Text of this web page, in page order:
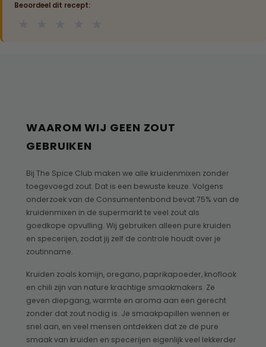
Beoordeel dit recept:
WAAROM WIJ GEEN ZOUT
GEBRUIKEN
Bij The Spice Club maken we alle kruidenmixen zonder
toegevoegd zout. Dat is een bewuste keuze. Volgens
onderzoek van de Consumentenbond bevat 75% van de
kruidenmixen in de supermarkt te veel zout als
goedkope opvulling. Wij gebruiken alleen pure kruiden
en specerijen, zodat jij zelf de controle houdt over je
zoutinname.
Kruiden zoals komijn, oregano, paprikapoeder, knoflook
en chili zijn van nature krachtige smaakmakers. Ze
geven diepgang, warmte en aroma aan een gerecht
zonder dat zout nodig is. Je smaakpapillen wennen er
snel aan, en veel mensen ontdekken dat ze de pure
smaak van kruiden en specerijen eigenlijk veel lekkerder